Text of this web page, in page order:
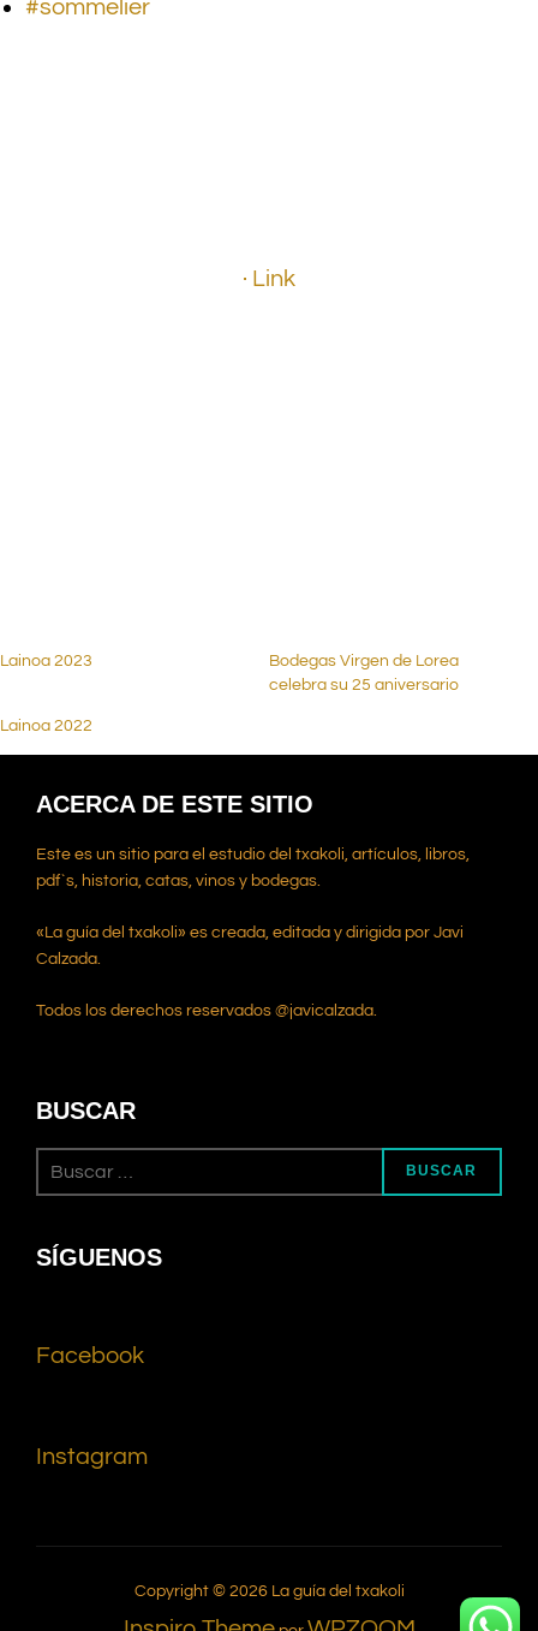
#sommelier
· Link
Lainoa 2023
Bodegas Virgen de Lorea
celebra su 25 aniversario
Lainoa 2022
ACERCA DE ESTE SITIO
Este es un sitio para el estudio del txakoli, artículos, libros,
pdf`s, historia, catas, vinos y bodegas.
«La guía del txakoli» es creada, editada y dirigida por Javi
Calzada.
Todos los derechos reservados @javicalzada.
BUSCAR
BUSCAR
SÍGUENOS
Facebook
Instagram
Copyright © 2026 La guía del txakoli